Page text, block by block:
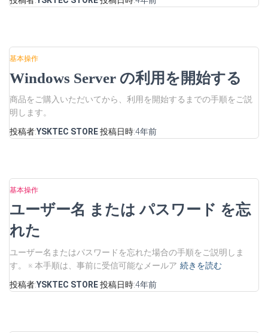
基本操作
Windows Server の利用を開始する
商品をご購入いただいてから、利用を開始するまでの手順をご説
明します。
投稿者:YSKTEC STORE投稿日時:4年前
基本操作
ユーザー名 または パスワード を忘
れた
ユーザー名またはパスワードを忘れた場合の手順をご説明しま
す。 ※ 本手順は、事前に受信可能なメールア 続きを読む
投稿者:YSKTEC STORE投稿日時:4年前